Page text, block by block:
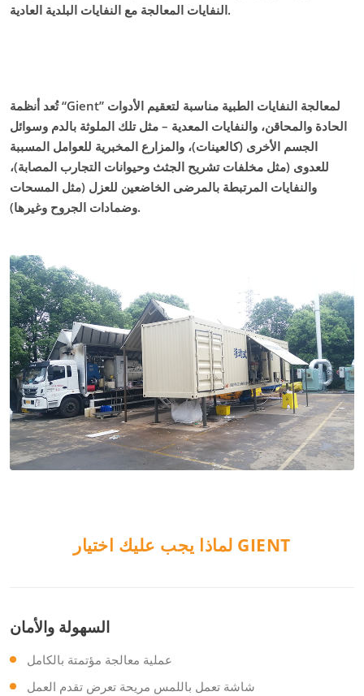
النفايات المعالجة مع النفايات البلدية العادية.
تُعد أنظمة “Gient” لمعالجة النفايات الطبية مناسبة لتعقيم الأدوات
الحادة والمحاقن، والنفايات المعدية – مثل تلك الملوثة بالدم وسوائل
الجسم الأخرى (كالعينات)، والمزارع المخبرية للعوامل المسببة
للعدوى (مثل مخلفات تشريح الجثث وحيوانات التجارب المصابة)،
والنفايات المرتبطة بالمرضى الخاضعين للعزل (مثل المسحات
وضمادات الجروح وغيرها).
لماذا يجب عليك اختيار GIENT
السهولة والأمان
عملية معالجة مؤتمتة بالكامل
شاشة تعمل باللمس مريحة تعرض تقدم العمل